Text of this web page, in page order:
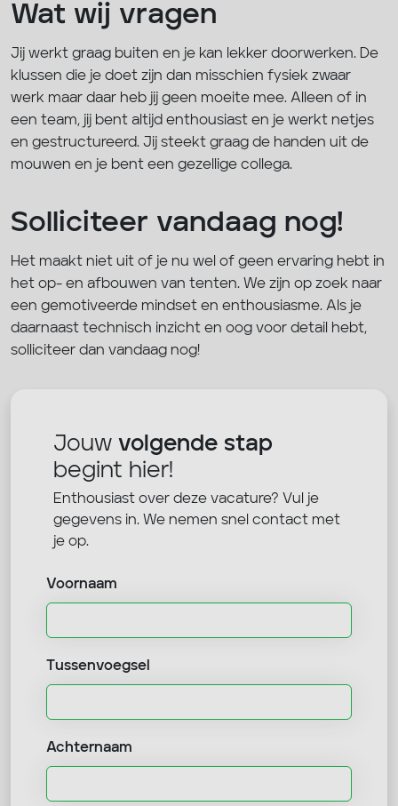
Wat wij vragen
Jij werkt graag buiten en je kan lekker doorwerken. De
klussen die je doet zijn dan misschien fysiek zwaar
werk maar daar heb jij geen moeite mee. Alleen of in
een team, jij bent altijd enthousiast en je werkt netjes
en gestructureerd. Jij steekt graag de handen uit de
mouwen en je bent een gezellige collega.
Solliciteer vandaag nog!
Het maakt niet uit of je nu wel of geen ervaring hebt in
het op- en afbouwen van tenten. We zijn op zoek naar
een gemotiveerde mindset en enthousiasme. Als je
daarnaast technisch inzicht en oog voor detail hebt,
solliciteer dan vandaag nog!
Jouw volgende stap
begint hier!
Enthousiast over deze vacature? Vul je
gegevens in. We nemen snel contact met
je op.
Voornaam
Tussenvoegsel
Achternaam